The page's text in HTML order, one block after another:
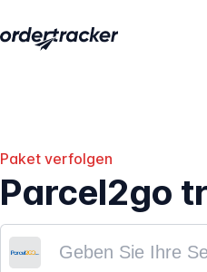
Paket verfolgen
Parcel2go